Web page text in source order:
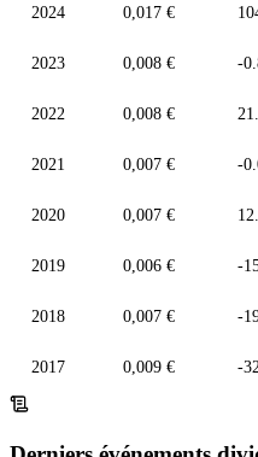
2024 0,017 €
2023 0,008 € -
2022 0,008 €
2021 0,007 € -
2020 0,007 €
2019 0,006 € -
2018 0,007 € -
2017 0,009 € -